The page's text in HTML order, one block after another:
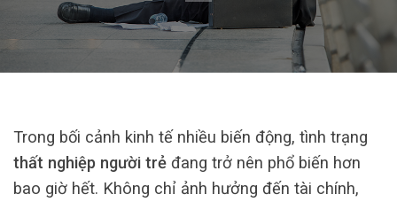
Trong bối cảnh kinh tế nhiều biến động, tình trạng
thất nghiệp người trẻ đang trở nên phổ biến hơn
bao giờ hết. Không chỉ ảnh hưởng đến tài chính,